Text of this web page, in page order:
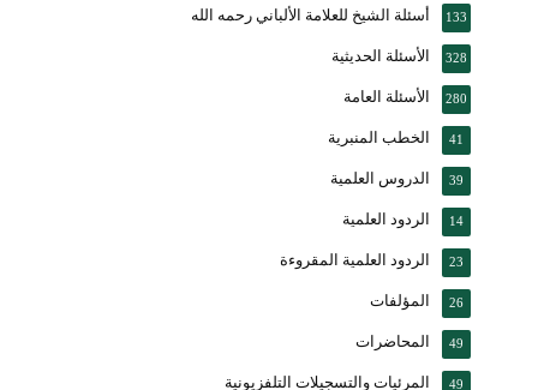
أسئلة الشيخ للعلامة الألباني رحمه الله 133
الأسئلة الحديثية 328
الأسئلة العامة 280
الخطب المنبرية 41
الدروس العلمية 39
الردود العلمية 14
الردود العلمية المقروءة 23
المؤلفات 26
المحاضرات 49
المرئيات والتسجيلات التلفزيونية 49